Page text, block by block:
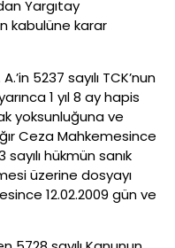
Yargıtay
kabulüne karar
5237 sayılı TCK’nun
1 yıl 8 ay hapis
yoksunluğuna ve
Ceza Mahkemesince
hükmün sanık
üzerine dosyayı
12.02.2009 gün ve